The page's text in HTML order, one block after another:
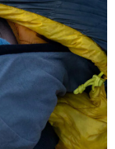
，商店將以您的個人
蒐集、處理及利用，
及更正。
userRule
示為準，若有關於
繫「AFTEE先享後付
support/home
後付」服務完成之交
相關給付款項請求債